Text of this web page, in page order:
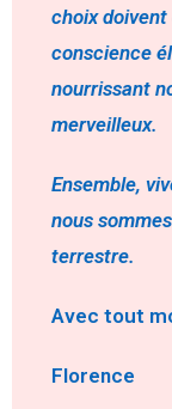
choix
conscience
nourrissant
merveilleux.
Ensemble,
nous
terrestre.
Avec tout
Florence